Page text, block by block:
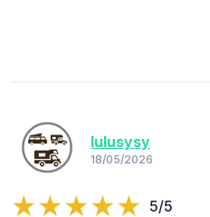
lulusysy
18/05/2026
5/5